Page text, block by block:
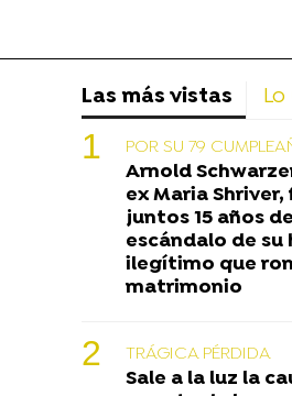
Las más vistas
POR SU 79
Arnold
ex Maria
juntos 15 años
escándalo de su
ilegítimo que
matrimonio
TRÁGICA PÉRDIDA
Sale a la luz la